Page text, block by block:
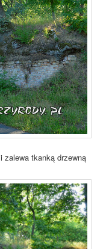
zalewa tkanką drzewną